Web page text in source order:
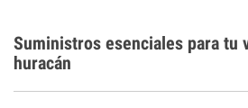
Suministros esenciales para tu
huracán